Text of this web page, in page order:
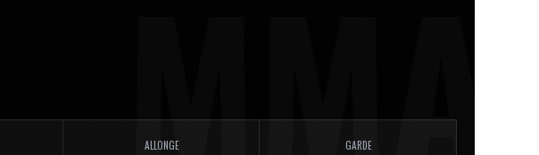
ALLONGE GARDE